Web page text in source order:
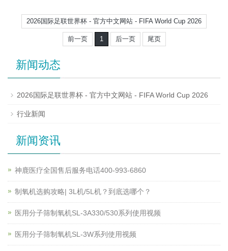
2026国际足联世界杯 - 官方中文网站 - FIFA World Cup 2026
前一页 1 后一页 尾页
新闻动态
2026国际足联世界杯 - 官方中文网站 - FIFA World Cup 2026
行业新闻
新闻资讯
神鹿医疗全国售后服务电话400-993-6860
制氧机选购攻略| 3L机/5L机？到底选哪个？
医用分子筛制氧机SL-3A330/530系列使用视频
医用分子筛制氧机SL-3W系列使用视频